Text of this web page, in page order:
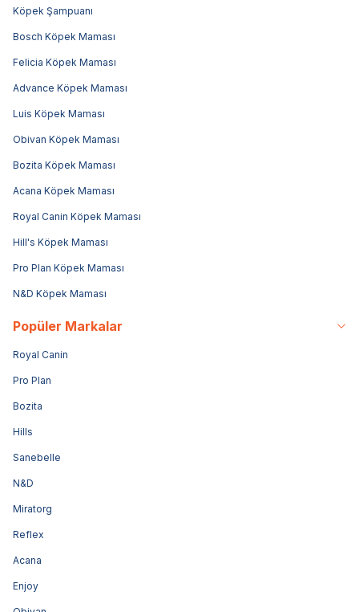
Köpek Şampuanı
Bosch Köpek Maması
Felicia Köpek Maması
Advance Köpek Maması
Luis Köpek Maması
Obivan Köpek Maması
Bozita Köpek Maması
Acana Köpek Maması
Royal Canin Köpek Maması
Hill's Köpek Maması
Pro Plan Köpek Maması
N&D Köpek Maması
Popüler Markalar
Royal Canin
Pro Plan
Bozita
Hills
Sanebelle
N&D
Miratorg
Reflex
Acana
Enjoy